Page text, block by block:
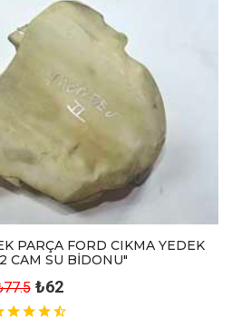
PARÇA FORD CIKMA YEDEK
CAM SU BİDONU"
₺62